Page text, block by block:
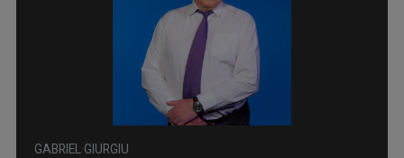
GABRIEL GIURGIU